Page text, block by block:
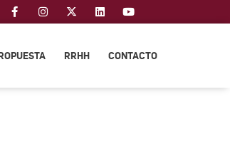
RRHH CONTACTO